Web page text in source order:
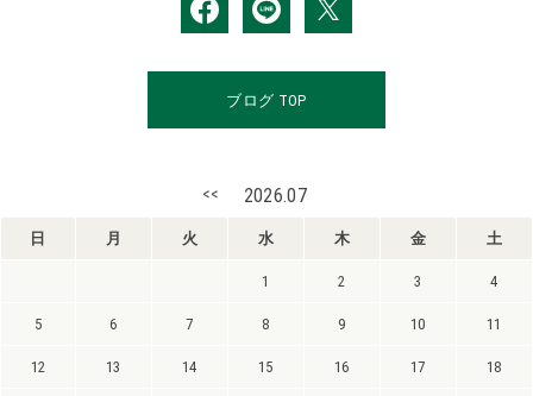
ブログ TOP
<< 2026.07
日 月 火 水 木 金 土
1 2 3 4
5 6 7 8 9 10 11
12 13 14 15 16 17 18